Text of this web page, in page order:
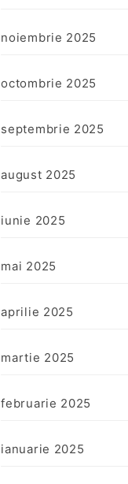
noiembrie 2025
octombrie 2025
septembrie 2025
august 2025
iunie 2025
mai 2025
aprilie 2025
martie 2025
februarie 2025
ianuarie 2025